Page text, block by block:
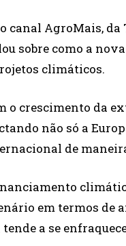
canal AgroMais,
sobre como a
climáticos.
o crescimento da
não só a
de
em termos de
a se